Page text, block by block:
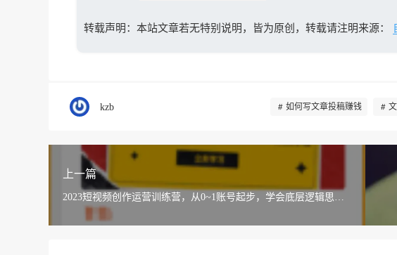
转载声明：本站文章若无特别说明，皆为原创，转载请注明来源：
kzb 如何写文章投稿赚钱
上一篇
2023短视频创作运营训练营，从0~1账号起步，学会底层逻辑思维